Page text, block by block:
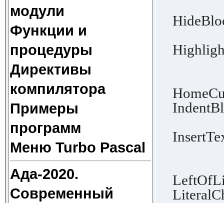
модули
Функции и
процедуры
Директивы
компилятора
Примеры
программ
Меню Turbo Pascal
Ада-2020.
Современный